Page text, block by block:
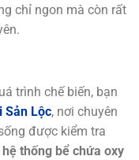
chỉ ngon mà còn rất
trình chế biến, bạn
Sản Lộc, nơi chuyên
được kiểm tra
hệ thống bể chứa oxy